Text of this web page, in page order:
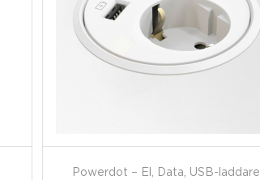
Powerdot – El, Data, USB-laddare,